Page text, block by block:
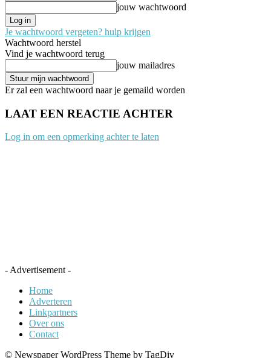
jouw wachtwoord
Je wachtwoord vergeten? hulp krijgen
Wachtwoord herstel
Vind je wachtwoord terug
jouw mailadres
Er zal een wachtwoord naar je gemaild worden
LAAT EEN REACTIE ACHTER
Log in om een opmerking achter te laten
- Advertisement -
Home
Adverteren
Linkpartners
Over ons
Contact
© Newspaper WordPress Theme by TagDiv